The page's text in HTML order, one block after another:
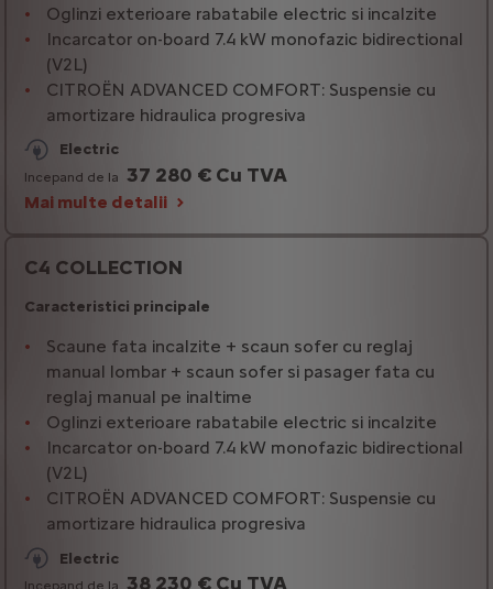
Oglinzi exterioare rabatabile electric si incalzite
Incarcator on-board 7.4 kW monofazic bidirectional
(V2L)
CITROËN ADVANCED COMFORT: Suspensie cu
amortizare hidraulica progresiva
Electric
Incepand de la 37 280 € Cu TVA
Mai multe detalii
C4 COLLECTION
Caracteristici principale
Scaune fata incalzite + scaun sofer cu reglaj
manual lombar + scaun sofer si pasager fata cu
reglaj manual pe inaltime
Oglinzi exterioare rabatabile electric si incalzite
Incarcator on-board 7.4 kW monofazic bidirectional
(V2L)
CITROËN ADVANCED COMFORT: Suspensie cu
amortizare hidraulica progresiva
Electric
38 230 € Cu TVA